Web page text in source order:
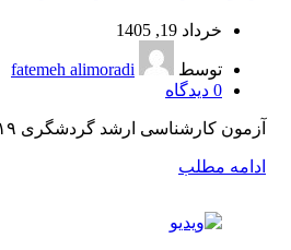
خرداد 19, 1405
توسط
fatemeh alimoradi
0 دیدگاه
آزمون کارشناسی ارشد گردشگری ۱۹-۱۸ تیر ماه ۱۴۰۵
ادامه مطلب